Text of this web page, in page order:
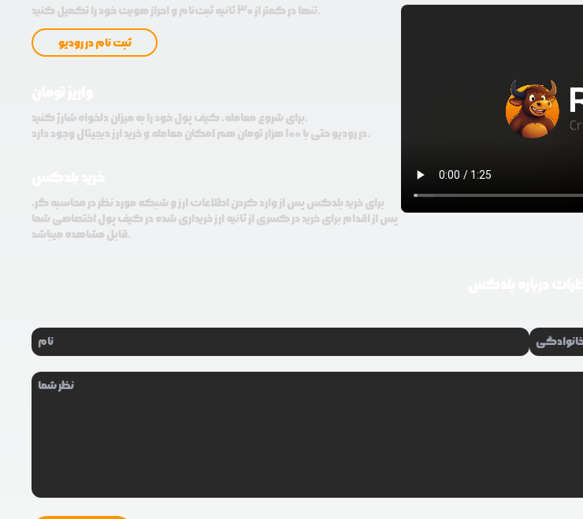
تنها در کمتر از 30 ثانیه ثبت‌نام و احراز هویت خود را تکمیل کنید.
ثبت نام در رودیو
برای شروع معامله، کیف پول خود را به میزان دلخواه شارژ کنید.
در رودیو حتی با 100 هزار تومان هم امکان معامله و خرید ارز دیجیتال وجود دارد.
برای خرید بلدکس پس از وارد کردن اطلاعات ارز و شبکه مورد نظر در محاسبه گر،
پس از اقدام برای خرید در کسری از ثانیه ارز خریداری شده در کیف پول اختصاصی شما
قابل مشاهده میباشد.